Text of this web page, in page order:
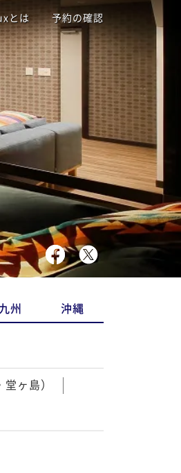
とは 予約の確認
九州 沖縄
ヶ島）